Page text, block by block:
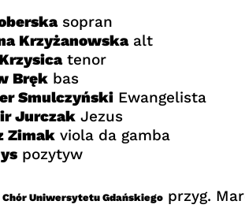
sopran
Krzyżanowskaalt
tenor
Brękbas
SmulczyńskiEwangelista
JurczakJezus
Zimakviola da gamba
pozytyw
Uniwersytetu Gdańskiegoprzyg.